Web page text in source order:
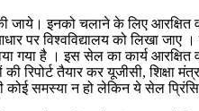
इनको चलाने के लिए आरक्षित
विश्वविद्यालय को लिखा जाए ।
गया है । इस सेल का कार्य आरक्षित
की रिपोर्ट तैयार कर यूजीसी,
समस्या न हो लेकिन ये सेल